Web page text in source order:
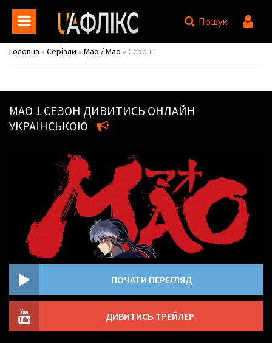
Пошук
Головна » Серіали » Мао / Mao » Сезон 1
МАО 1 СЕЗОН ДИВИТИСЬ ОНЛАЙН
УКРАЇНСЬКОЮ
ПОЧАТИ ПЕРЕГЛЯД
ДИВИТИСЬ ТРЕЙЛЕР.